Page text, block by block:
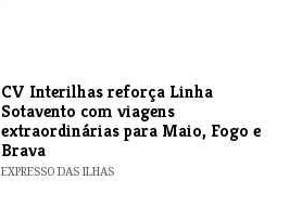
​CV Interilhas reforça Linha
Sotavento com viagens
extraordinárias para Maio, Fogo e
Brava
EXPRESSO DAS ILHAS